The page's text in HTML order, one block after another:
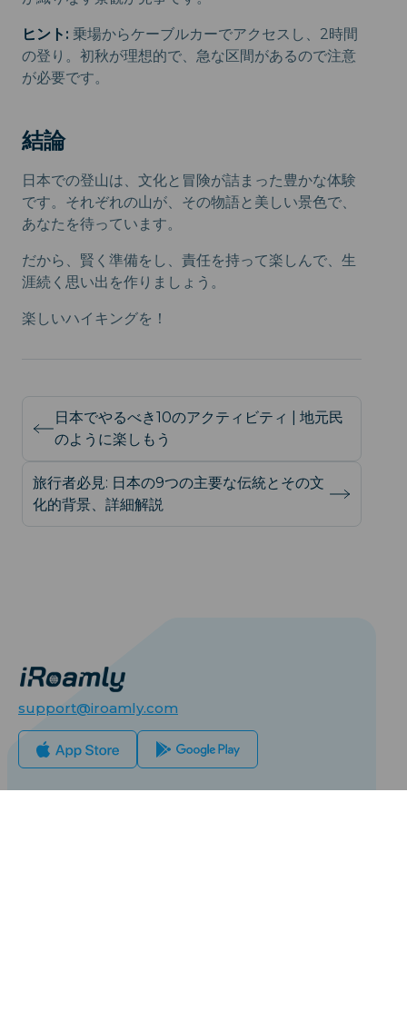
ヒント: 乗場からケーブルカーでアクセスし、2時間
の登り。初秋が理想的で、急な区間があるので注意
が必要です。
結論
日本での登山は、文化と冒険が詰まった豊かな体験
です。それぞれの山が、その物語と美しい景色で、
あなたを待っています。
だから、賢く準備をし、責任を持って楽しんで、生
涯続く思い出を作りましょう。
楽しいハイキングを！
日本でやるべき10のアクティビティ | 地元民
のように楽しもう
旅行者必見: 日本の9つの主要な伝統とその文
化的背景、詳細解説
support@iroamly.com